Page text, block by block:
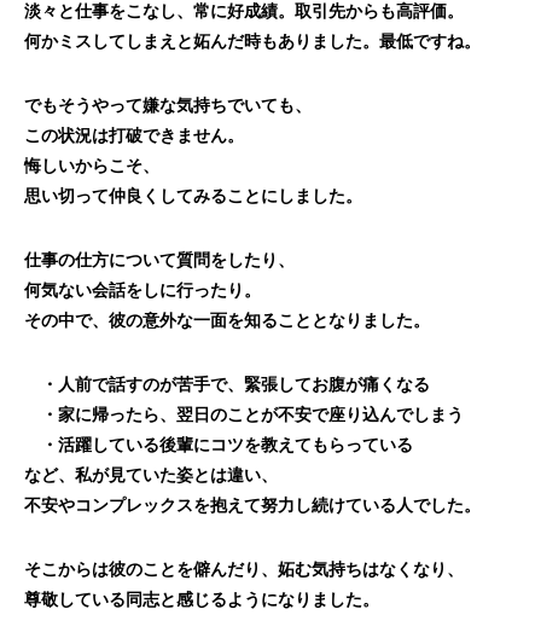
淡々と仕事をこなし、常に好成績。取引先からも高評価。
何かミスしてしまえと妬んだ時もありました。最低ですね。
でもそうやって嫌な気持ちでいても、
この状況は打破できません。
悔しいからこそ、
思い切って仲良くしてみることにしました。
仕事の仕方について質問をしたり、
何気ない会話をしに行ったり。
その中で、彼の意外な一面を知ることとなりました。
・人前で話すのが苦手で、緊張してお腹が痛くなる
・家に帰ったら、翌日のことが不安で座り込んでしまう
・活躍している後輩にコツを教えてもらっている
など、私が見ていた姿とは違い、
不安やコンプレックスを抱えて努力し続けている人でした。
そこからは彼のことを僻んだり、妬む気持ちはなくなり、
尊敬している同志と感じるようになりました。